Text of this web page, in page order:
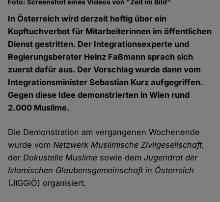
In Österreich wird derzeit heftig über ein
Kopftuchverbot für Mitarbeiterinnen im öffentlichen
Dienst gestritten. Der Integrationsexperte und
Regierungsberater Heinz Faßmann sprach sich
zuerst dafür aus. Der Vorschlag wurde dann vom
Integrationsminister Sebastian Kurz aufgegriffen.
Gegen diese Idee demonstrierten in Wien rund
2.000 Muslime.
Die Demonstration am vergangenen Wochenende
wurde vomNetzwerk Muslimische Zivilgesellschaft,
derDokustelle Muslime sowie demJugendrat der
Islamischen Glaubensgemeinschaft in Österreich
(JIGGiÖ) organisiert.